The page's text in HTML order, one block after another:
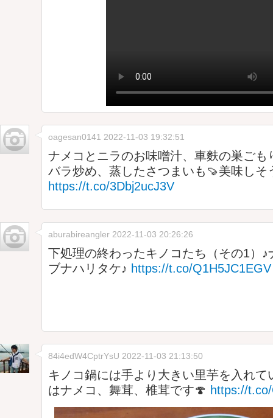
oagesan0141 2022-11-03 19:32:51
ナメコとニラのお味噌汁、車麩の巣ごも
バラ炒め、蒸したさつまいも🍠美味しそ
https://t.co/3Dbj2ucJ3V
aburabireangler 2022-11-03 20:26:26
下処理の終わったキノコたち（その1）
ブナハリタケ♪ https://t.co/Q1H5JC1EGV
84i4edW4CptrYsU 2022-11-03 21:13:50
キノコ鍋には手より大きい里芋を入れて
はナメコ、舞茸、椎茸です🍄 https://